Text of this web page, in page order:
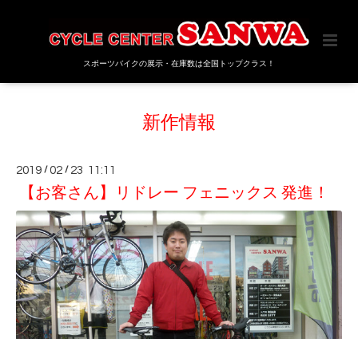
スポーツバイクの展示・在庫数は全国トップクラス！
新作情報
2019 /02 / 23 11:11
【お客さん】リドレー フェニックス 発進！